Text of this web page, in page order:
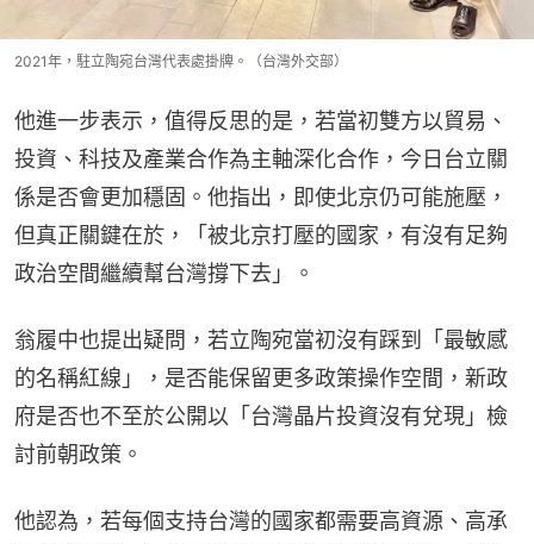
2021年，駐立陶宛台灣代表處掛牌。（台灣外交部）
他進一步表示，值得反思的是，若當初雙方以貿易、
投資、科技及產業合作為主軸深化合作，今日台立關
係是否會更加穩固。他指出，即使北京仍可能施壓，
但真正關鍵在於，「被北京打壓的國家，有沒有足夠
政治空間繼續幫台灣撐下去」。
翁履中也提出疑問，若立陶宛當初沒有踩到「最敏感
的名稱紅線」，是否能保留更多政策操作空間，新政
府是否也不至於公開以「台灣晶片投資沒有兌現」檢
討前朝政策。
他認為，若每個支持台灣的國家都需要高資源、高承